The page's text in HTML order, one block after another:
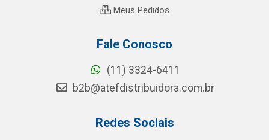
Meus Pedidos
Fale Conosco
(11) 3324-6411
b2b@atefdistribuidora.com.br
Redes Sociais